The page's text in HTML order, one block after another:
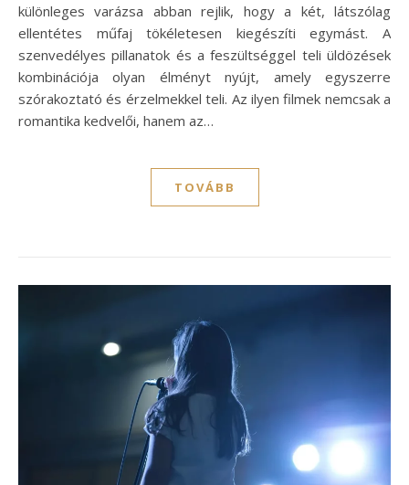
különleges varázsa abban rejlik, hogy a két, látszólag
ellentétes műfaj tökéletesen kiegészíti egymást. A
szenvedélyes pillanatok és a feszültséggel teli üldözések
kombinációja olyan élményt nyújt, amely egyszerre
szórakoztató és érzelmekkel teli. Az ilyen filmek nemcsak a
romantika kedvelői, hanem az…
TOVÁBB